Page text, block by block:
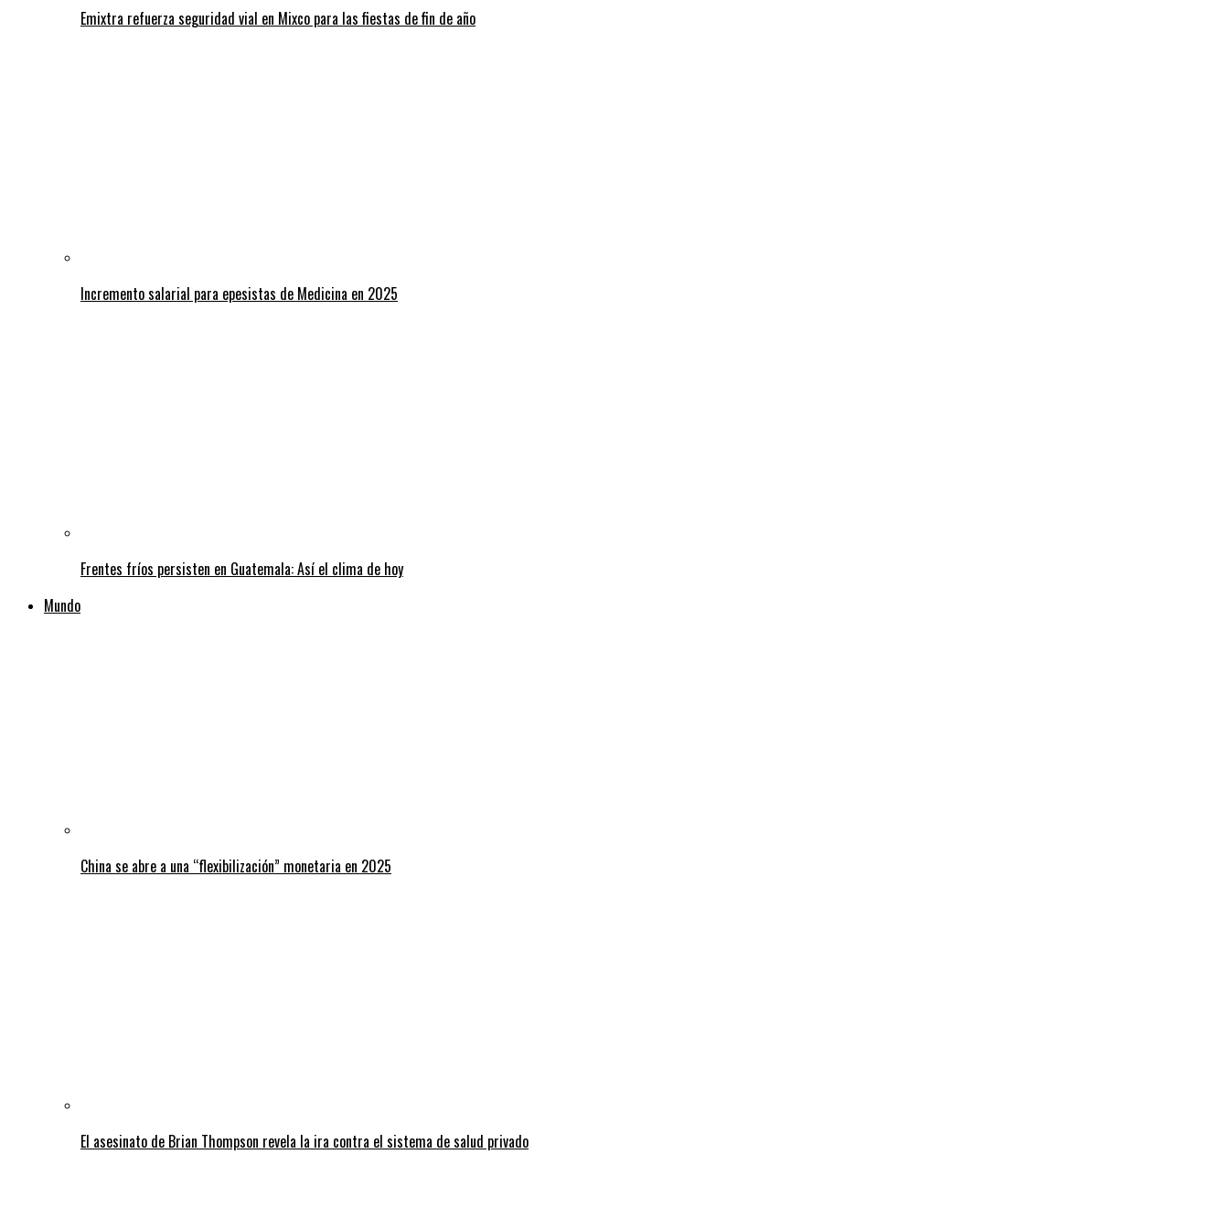
Emixtra refuerza seguridad vial en Mixco para las fiestas de fin de año
Incremento salarial para epesistas de Medicina en 2025
Frentes fríos persisten en Guatemala: Así el clima de hoy
Mundo
China se abre a una “flexibilización” monetaria en 2025
El asesinato de Brian Thompson revela la ira contra el sistema de salud privado